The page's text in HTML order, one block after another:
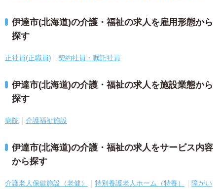
伊達市(北海道)の介護・福祉の求人を雇用形態から
探す
正社員(正職員) 契約社員・嘱託社員
伊達市(北海道)の介護・福祉の求人を施設業態から
探す
病院 介護福祉施設
伊達市(北海道)の介護・福祉の求人をサービス内容
から探す
介護老人保健施設（老健） 特別養護老人ホーム（特養）
障がい